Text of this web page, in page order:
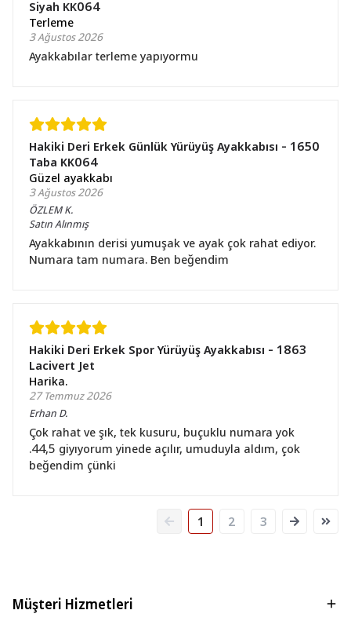
Siyah KK064
Terleme
3 Ağustos 2026
Ayakkabılar terleme yapıyormu
Hakiki Deri Erkek Günlük Yürüyüş Ayakkabısı - 1650
Taba KK064
Güzel ayakkabı
3 Ağustos 2026
ÖZLEM K.
Satın Alınmış
Ayakkabının derisi yumuşak ve ayak çok rahat ediyor.
Numara tam numara. Ben beğendim
Hakiki Deri Erkek Spor Yürüyüş Ayakkabısı - 1863
Lacivert Jet
Harika.
27 Temmuz 2026
Erhan D.
Çok rahat ve şık, tek kusuru, buçuklu numara yok
.44,5 giyıyorum yinede açılır, umuduyla aldım, çok
beğendim çünki
1 2 3
Müşteri Hizmetleri